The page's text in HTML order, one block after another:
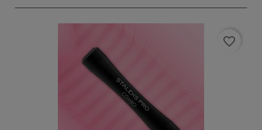
favorite_border